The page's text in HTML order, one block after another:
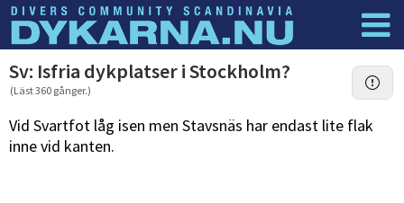
Dyknyheter Logga in
Sv: Isfria dykplatser i Stockholm?
(Läst 360 gånger.)
Vid Svartfot låg isen men Stavsnäs har endast lite flak
inne vid kanten.